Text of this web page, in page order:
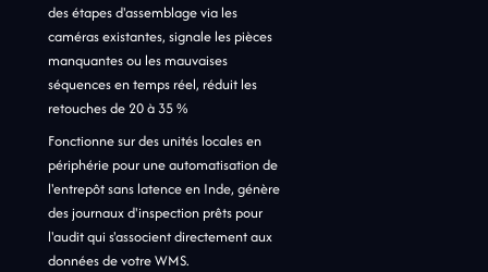
des étapes d'assemblage via les
caméras existantes, signale les pièces
manquantes ou les mauvaises
séquences en temps réel, réduit les
retouches de 20 à 35 %
Fonctionne sur des unités locales en
périphérie pour une automatisation de
l'entrepôt sans latence en Inde, génère
des journaux d'inspection prêts pour
l'audit qui s'associent directement aux
données de votre WMS.